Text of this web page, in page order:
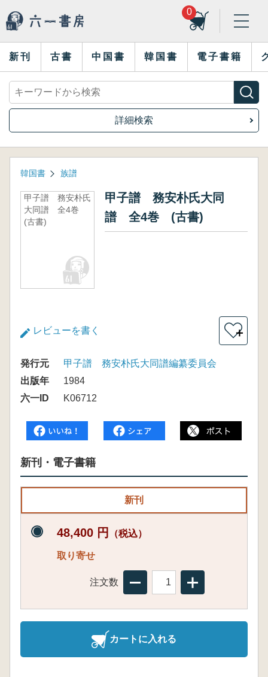
0
新刊 古書 中国書 韓国書 電子書籍
詳細検索
韓国書 族譜
甲子譜 務安朴氏
大同譜 全4巻
(古書)
甲子譜 務安朴氏大同
譜 全4巻 (古書)
レビューを書く ＋
発行元
甲子譜 務安朴氏大同譜編纂委員会
出版年
1984
六一ID
K06712
新刊・電子書籍
新刊
48,400 円 （税込）
取り寄せ
注文数
カートに入れる